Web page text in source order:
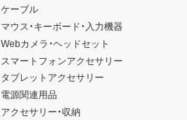
ケーブル
マウス・キーボード・入力機器
Webカメラ・ヘッドセット
スマートフォンアクセサリー
タブレットアクセサリー
電源関連用品
アクセサリー・収納